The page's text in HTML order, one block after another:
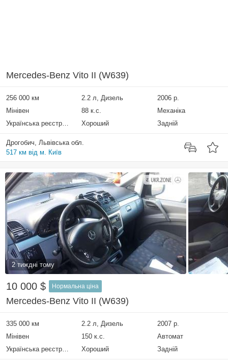
Mercedes-Benz Vito II (W639)
256 000 км 2.2 л, Дизель
2006 р.
Мінівен
88 к.с.
Механіка
Українська реєстрація
Хороший Задній
Дрогобич, Львівська обл.
517 км від м. Київ
2 тиждні тому
10 000 $ Нормальна ціна
Mercedes-Benz Vito II (W639)
335 000 км 2.2 л, Дизель
2007 р.
Мінівен
150 к.с.
Автомат
Українська реєстрація
Хороший Задній